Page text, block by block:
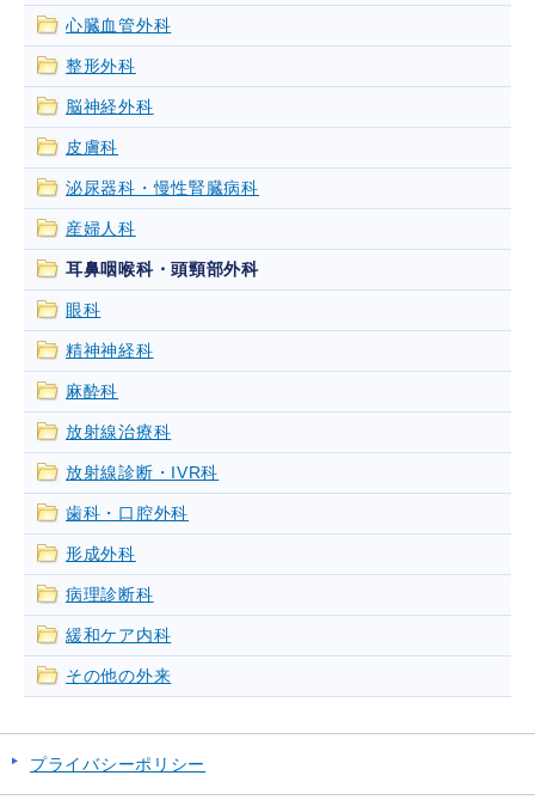
心臓血管外科
整形外科
脳神経外科
皮膚科
泌尿器科・慢性腎臓病科
産婦人科
耳鼻咽喉科・頭頸部外科
眼科
精神神経科
麻酔科
放射線治療科
放射線診断・IVR科
歯科・口腔外科
形成外科
病理診断科
緩和ケア内科
その他の外来
プライバシーポリシー